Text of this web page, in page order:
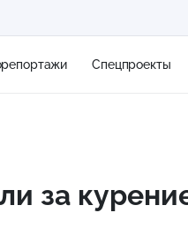
Спецпроекты
за